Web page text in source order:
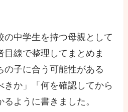
の中学生を持つ母親として
線で整理してまとめま
の子に合う可能性がある
きか」「何を確認してから
ように書きました。